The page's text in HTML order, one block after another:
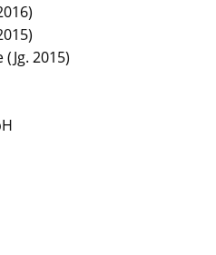
2015)